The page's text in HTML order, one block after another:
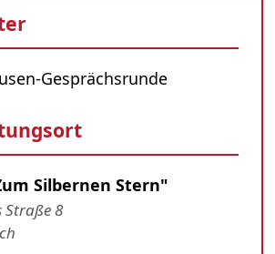
Gesprächsrunde
Silbernen Stern"
Straße 8